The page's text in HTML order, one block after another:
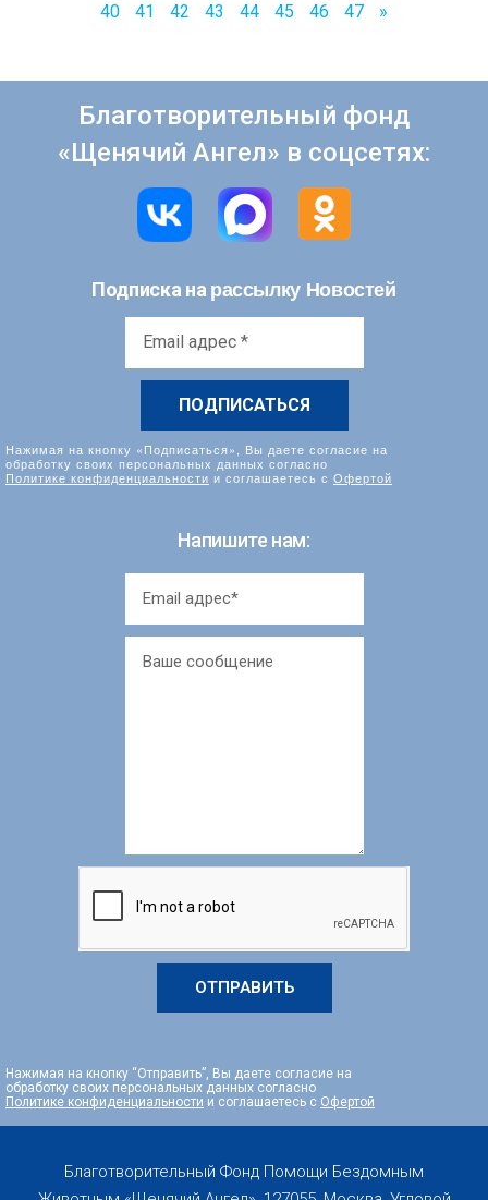
40
41 42 43 44 45 46 47 »
Благотворительный фонд
«Щенячий Ангел» в соцсетях:
Подписка на рассылку Новостей
Нажимая на кнопку «Подписаться», Вы даете согласие на
обработку своих персональных данных согласно
Политике конфиденциальности и соглашаетесь с Офертой
Напишите нам:
ОТПРАВИТЬ
Нажимая на кнопку “Отправить”, Вы даете согласие на
обработку своих персональных данных согласно
Политике конфиденциальности и соглашаетесь с Офертой
Благотворительный Фонд Помощи Бездомным